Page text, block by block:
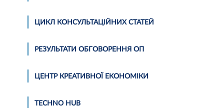
ЦИКЛ КОНСУЛЬТАЦІЙНИХ СТАТЕЙ
РЕЗУЛЬТАТИ ОБГОВОРЕННЯ ОП
ЦЕНТР КРЕАТИВНОЇ ЕКОНОМІКИ
TECHNO HUB